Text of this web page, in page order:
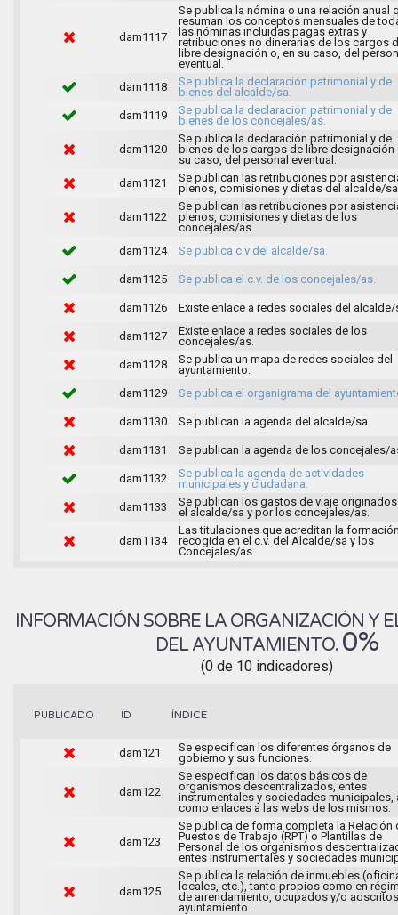
dam1117
Se publica la nómina o una relación anual
resuman los conceptos mensuales de
las nóminas incluidas pagas extras y
retribuciones no dinerarias de los cargos
libre designación o, en su caso, del
eventual.
dam1118
Se publica la declaración patrimonial y de
bienes del alcalde/sa.
dam1119
Se publica la declaración patrimonial y de
bienes de los concejales/as.
dam1120
Se publica la declaración patrimonial y de
bienes de los cargos de libre designación
su caso, del personal eventual.
dam1121
Se publican las retribuciones por
plenos, comisiones y dietas del alcalde/
dam1122
Se publican las retribuciones por
plenos, comisiones y dietas de los
concejales/as.
dam1124
Se publica c.v del alcalde/sa.
dam1125 Se publica el c.v. de los concejales/as.
dam1126 Existe enlace a redes sociales del alcalde/
dam1127
Existe enlace a redes sociales de los
concejales/as.
dam1128
Se publica un mapa de redes sociales del
ayuntamiento.
dam1129
Se publica el organigrama del
dam1130 Se publican la agenda del alcalde/sa.
dam1131 Se publican la agenda de los concejales/
dam1132
Se publica la agenda de actividades
municipales y ciudadana.
dam1133
Se publican los gastos de viaje
el alcalde/sa y por los concejales/as.
dam1134
Las titulaciones que acreditan la
recogida en el c.v. del Alcalde/sa y los
Concejales/as.
INFORMACIÓN SOBRE LA ORGANIZACIÓN Y
DEL AYUNTAMIENTO. 0%
(0 de 10 indicadores)
PUBLICADO ID ÍNDICE
dam121
Se especifican los diferentes órganos de
gobierno y sus funciones.
dam122
Se especifican los datos básicos de
organismos descentralizados, entes
instrumentales y sociedades municipales,
como enlaces a las webs de los mismos.
dam123
Se publica de forma completa la Relación
Puestos de Trabajo (RPT) o Plantillas de
Personal de los organismos
entes instrumentales y sociedades
dam125
Se publica la relación de inmuebles
locales, etc.), tanto propios como en
de arrendamiento, ocupados y/o
ayuntamiento.